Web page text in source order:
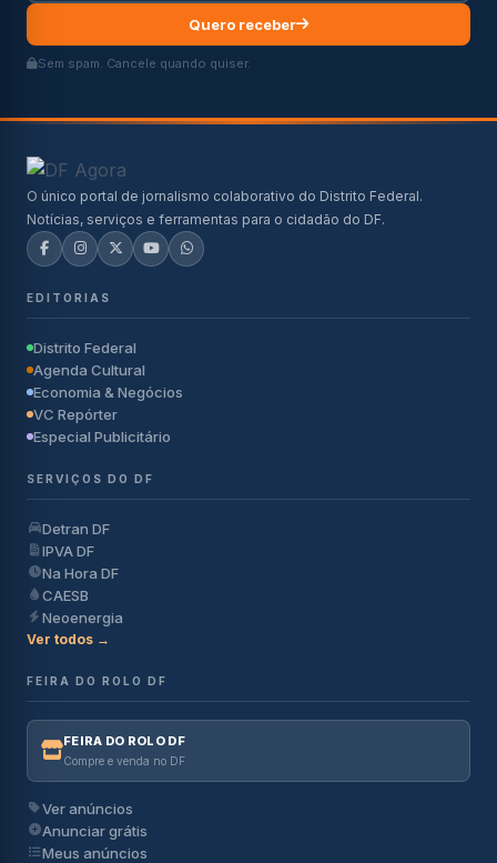
Quero receber
Sem spam. Cancele quando quiser.
O único portal de jornalismo colaborativo do Distrito Federal.
Notícias, serviços e ferramentas para o cidadão do DF.
EDITORIAS
Distrito Federal
Agenda Cultural
Economia & Negócios
VC Repórter
Especial Publicitário
SERVIÇOS DO DF
Detran DF
IPVA DF
Na Hora DF
CAESB
Neoenergia
Ver todos →
FEIRA DO ROLO DF
FEIRA DO ROLO DF
Compre e venda no DF
Ver anúncios
Anunciar grátis
Meus anúncios